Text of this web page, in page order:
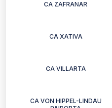
CA ZAFRANAR
CA XATIVA
CA VILLARTA
CA VON HIPPEL-LINDAU